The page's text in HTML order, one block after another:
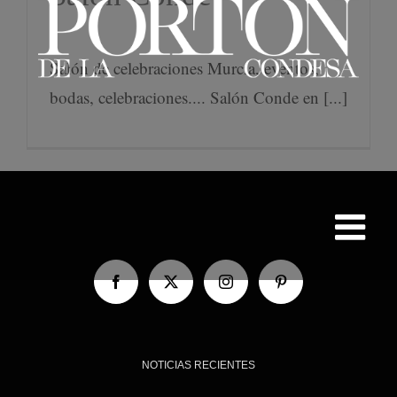
Salón de celebraciones Murcia, eventos,
bodas, celebraciones.... Salón Conde en [...]
NOTICIAS RECIENTES